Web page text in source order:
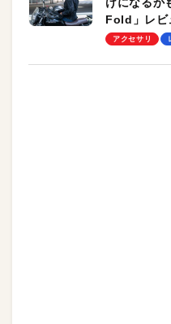
けになるか
Fold」レビ
却プレート
アクセサリ